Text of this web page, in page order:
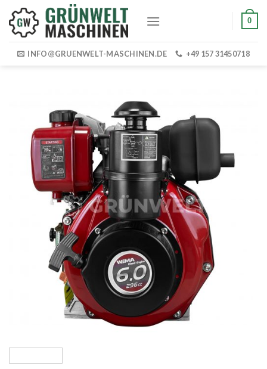
content
0
INFO@GRUENWELT-MASCHINEN.DE +49 157 31450718